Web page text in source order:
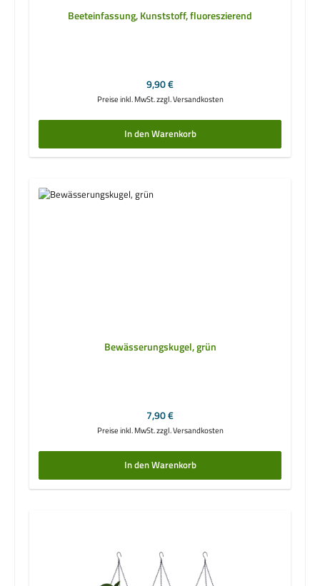
Beeteinfassung, Kunststoff, fluoreszierend
Regulärer Preis:
9,90 €
Preise inkl. MwSt. zzgl. Versandkosten
In den Warenkorb
Bewässerungskugel, grün
Regulärer Preis:
7,90 €
Preise inkl. MwSt. zzgl. Versandkosten
In den Warenkorb